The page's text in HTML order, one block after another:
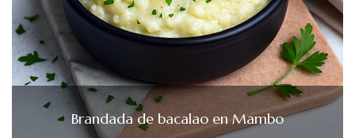
Brandada de bacalao en Mambo